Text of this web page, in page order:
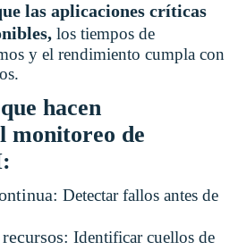
las aplicaciones críticas
los tiempos de
y el rendimiento cumpla con
hacen
monitoreo de
Detectar fallos antes de
Identificar cuellos de